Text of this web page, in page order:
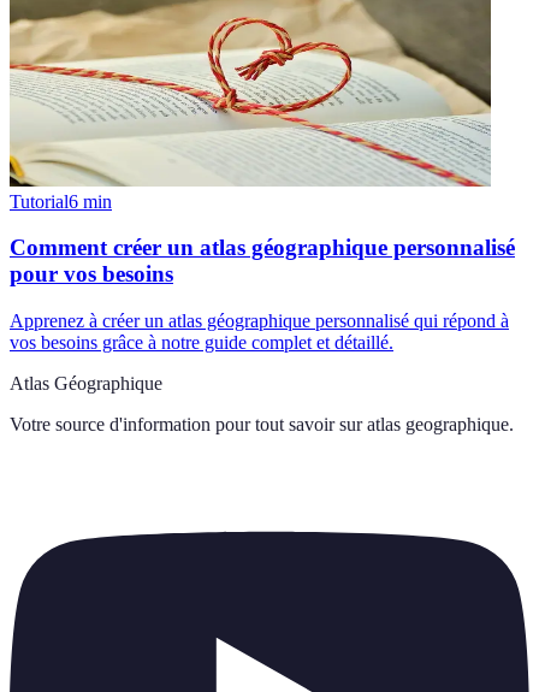
Tutorial6 min
Comment créer un atlas géographique personnalisé
pour vos besoins
Apprenez à créer un atlas géographique personnalisé qui répond à
vos besoins grâce à notre guide complet et détaillé.
Atlas Géographique
Votre source d'information pour tout savoir sur atlas geographique.